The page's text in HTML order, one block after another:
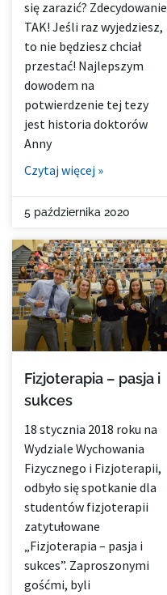
się zarazić? Zdecydowanie
TAK! Jeśli raz wyjedziesz,
to nie będziesz chciał
przestać! Najlepszym
dowodem na
potwierdzenie tej tezy
jest historia doktorów
Anny
Czytaj więcej »
5 października 2020
Fizjoterapia – pasja i
sukces
18 stycznia 2018 roku na
Wydziale Wychowania
Fizycznego i Fizjoterapii,
odbyło się spotkanie dla
studentów fizjoterapii
zatytułowane
„Fizjoterapia – pasja i
sukces”. Zaproszonymi
gośćmi, byli